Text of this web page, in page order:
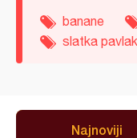
banane
slatka
Najnoviji